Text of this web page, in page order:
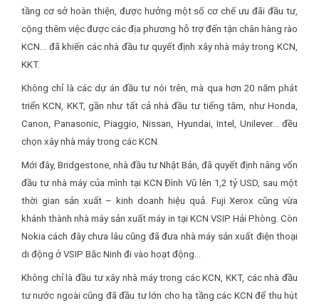
tầng cơ sở hoàn thiện, được hưởng một số cơ chế ưu đãi đầu tư,
cộng thêm việc được các địa phương hỗ trợ đến tận chân hàng rào
KCN… đã khiến các nhà đầu tư quyết định xây nhà máy trong KCN,
KKT.
Không chỉ là các dự án đầu tư nói trên, mà qua hơn 20 năm phát
triển KCN, KKT, gần như tất cả nhà đầu tư tiếng tăm, như Honda,
Canon, Panasonic, Piaggio, Nissan, Hyundai, Intel, Unilever… đều
chọn xây nhà máy trong các KCN.
Mới đây, Bridgestone, nhà đầu tư Nhật Bản, đã quyết định nâng vốn
đầu tư nhà máy của mình tại KCN Đình Vũ lên 1,2 tỷ USD, sau một
thời gian sản xuất – kinh doanh hiệu quả. Fuji Xerox cũng vừa
khánh thành nhà máy sản xuất máy in tại KCN VSIP Hải Phòng. Còn
Nokia cách đây chưa lâu cũng đã đưa nhà máy sản xuất điện thoại
di động ở VSIP Bắc Ninh đi vào hoạt động…
Không chỉ là đầu tư xây nhà máy trong các KCN, KKT, các nhà đầu
tư nước ngoài cũng đã đầu tư lớn cho hạ tầng các KCN để thu hút